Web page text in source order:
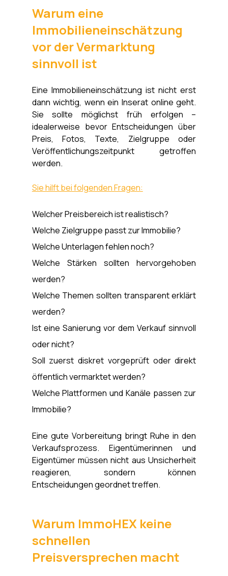
Warum eine
Immobilieneinschätzung
vor der Vermarktung
sinnvoll ist
Eine Immobilieneinschätzung ist nicht erst
dann wichtig, wenn ein Inserat online geht.
Sie sollte möglichst früh erfolgen –
idealerweise bevor Entscheidungen über
Preis, Fotos, Texte, Zielgruppe oder
Veröffentlichungszeitpunkt getroffen
werden.
Sie hilft bei folgenden Fragen:
Welcher Preisbereich ist realistisch?
Welche Zielgruppe passt zur Immobilie?
Welche Unterlagen fehlen noch?
Welche Stärken sollten hervorgehoben
werden?
Welche Themen sollten transparent erklärt
werden?
Ist eine Sanierung vor dem Verkauf sinnvoll
oder nicht?
Soll zuerst diskret vorgeprüft oder direkt
öffentlich vermarktet werden?
Welche Plattformen und Kanäle passen zur
Immobilie?
Eine gute Vorbereitung bringt Ruhe in den
Verkaufsprozess. Eigentümerinnen und
Eigentümer müssen nicht aus Unsicherheit
reagieren, sondern können
Entscheidungen geordnet treffen.
Warum ImmoHEX keine
schnellen
Preisversprechen macht